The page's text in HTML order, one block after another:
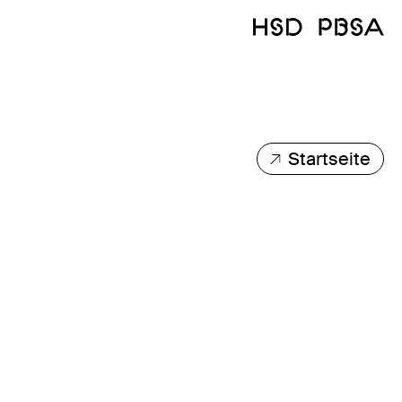
Startseite